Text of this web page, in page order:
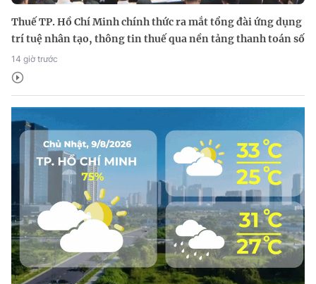
Thuế TP. Hồ Chí Minh chính thức ra mắt tổng đài ứng dụng
trí tuệ nhân tạo, thông tin thuế qua nền tảng thanh toán số
14 giờ trước